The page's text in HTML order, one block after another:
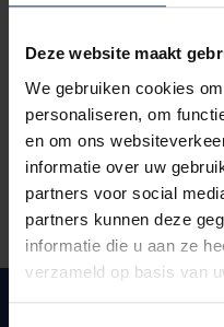
Deze website maakt
We gebruiken cookies
personaliseren, om
en om ons
informatie over uw
partners voor social
partners kunnen deze
informatie die u aan ze
verzameld op basis van